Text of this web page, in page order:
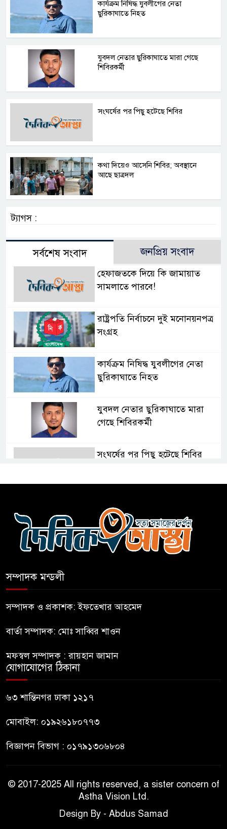
কার্যক্রম নিষিদ্ধ যুবলীগের নেতা
ছুরিকাঘাতে নিহত
যুবদল নেতার ছুরিকাঘাতে মারা গেছে
শিবিরকর্মী
সংঘর্ষের পর পিছু হটেছে শিবির
কথা দিয়েও আসেনি শিবির; অবস্থানে
আছে ছাত্রদল
ট্যাগস :
সর্বশেষ সংবাদ জনপ্রিয় সংবাদ
হেফাজতকে দিয়ে কি জামায়াত
সামলাতে পারবে!
রাষ্ট্রপতি নির্বাচনে দুই মনোনয়নপত্র
সংগ্রহ
কার্যক্রম নিষিদ্ধ যুবলীগের নেতা
ছুরিকাঘাতে নিহত
যুবদল নেতার ছুরিকাঘাতে মারা
গেছে শিবিরকর্মী
সংঘর্ষের পর পিছু হটেছে শিবির
আছে ছাত্রদল
হযরত শাহজালাল বিমানবন্দরে
কিশোর
ভারত থেকে আসছে ২ দশমিক ৩
সম্পাদক মন্ডলী
সম্পাদক ও প্রকাশক: ইফতেখার আহমেদ
বার্তা সম্পাদক: মোঃ সাব্বির শাওন
মফস্বল সম্পাদক : রায়হান জামান
যোগাযোগের ঠিকানা
৬৩ শান্তিনগর ঢাকা ১২১৭
মোবাইল: ০১৯২৬১৮০৭৭৩
বিজ্ঞাপন বিভাগ : ০১৭৯১৩০৬৮০৪
© 2017-2025 All rights reserved, a sister concern of
Astha Vision Ltd.
Design By - Abdus Samad